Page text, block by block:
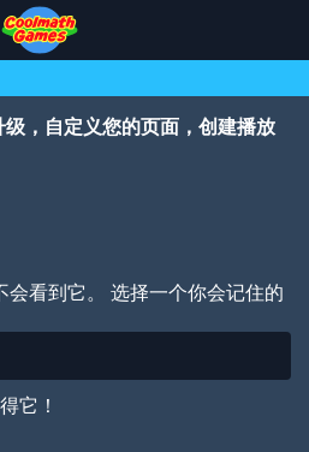
，自定义您的页面，创建播放
会看到它。 选择一个你会记住的
它！